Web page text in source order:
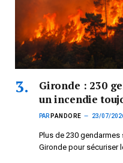
Gironde : 230
un incendie
PAR PANDORE 23/07/
Plus de 230
Gironde pour sécuriser